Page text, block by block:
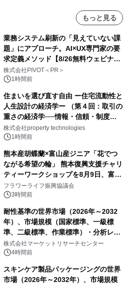
もっと見る
業務システム刷新の「見えていない課
題」にアプローチ。AI×UX専門家の要
求定義メソッド【8/26無料ウェビナ
ー】株式会社PIVOT
株式会社PIVOT＜PR＞
1時間前
住まいを選び直す自由 ー住宅流動性と
人生設計の経済学ー （第４回：取引の
重さの経済学──情報・信頼・制度を
PropTechはどう組み替えるか）｜
PropTech-Lab
株式会社property technologies
1時間前
熊本産胡蝶蘭×富山産ジニア「花でつ
ながる希望の輪」 熊本復興支援チャリ
ティーワークショップを8月9日、富
山・射水で開催
フラワーライフ振興協議会
3時間前
耐性基準の世界市場（2026年～2032
年）、市場規模（国家標準、一級標
準、二級標準、作業標準）・分析レポ
ートを発表
株式会社マーケットリサーチセンター
4時間前
スキンケア製品パッケージングの世界
市場（2026年～2032年）、市場規模